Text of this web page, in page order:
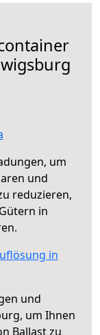
um
und
reduzieren,
in
in
und
um Ihnen
Ballast zu